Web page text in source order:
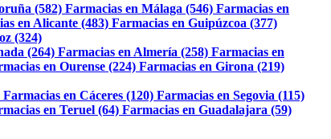
(582) Farmacias en Málaga (546) Farmacias en
en Alicante (483) Farmacias en Guipúzcoa (377)
(324)
(264) Farmacias en Almería (258) Farmacias en
en Ourense (224) Farmacias en Girona (219)
Farmacias en Cáceres (120) Farmacias en Segovia (115)
en Teruel (64) Farmacias en Guadalajara (59)